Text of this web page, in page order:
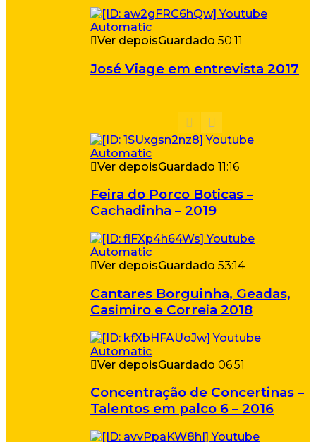
Ver depoisGuardado 50:11
José Viage em entrevista 2017
Ver depoisGuardado 11:16
Feira do Porco Boticas –
Cachadinha – 2019
Ver depoisGuardado 53:14
Cantares Borguinha, Geadas,
Casimiro e Correia 2018
Ver depoisGuardado 06:51
Concentração de Concertinas –
Talentos em palco 6 – 2016